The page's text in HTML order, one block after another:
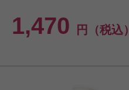
1,470 円（税込）